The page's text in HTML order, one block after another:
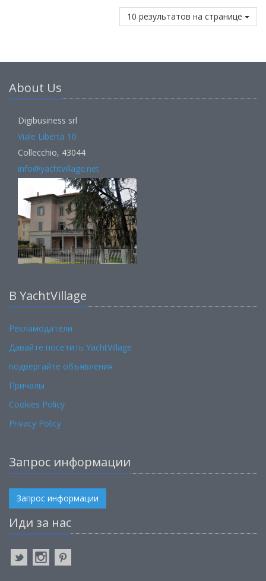
10 результатов на странице
About Us
Digibusiness srl
Viale Libertà 10
Collecchio, 43044
info@yachtvillage.net
В YachtVillage
Рекламодатели
Давайте посетить YachtVillage
подвергайте объявления
Причалы
Cookies Policy
Privacy Policy
Запрос информации
Запрос информации
Иди за нас